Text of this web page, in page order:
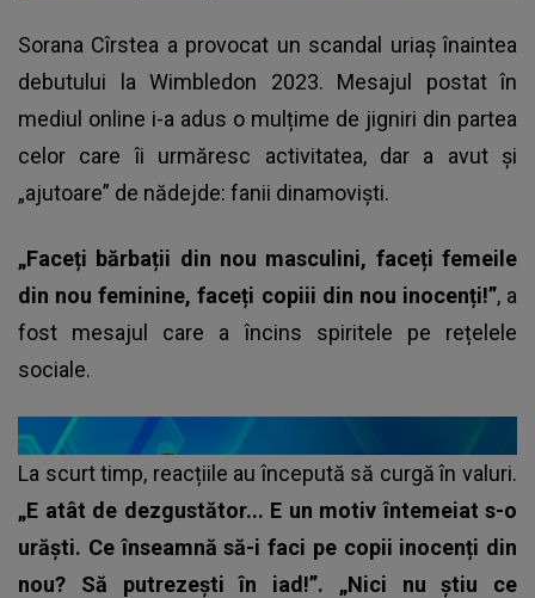
Sorana Cîrstea a provocat un scandal uriaș înaintea
debutului la Wimbledon 2023. Mesajul postat în
mediul online i-a adus o mulțime de jigniri din partea
celor care îi urmăresc activitatea, dar a avut și
„ajutoare” de nădejde: fanii dinamoviști.
„Faceți bărbații din nou masculini, faceți femeile
din nou feminine, faceți copiii din nou inocenți!”, a
fost mesajul care a încins spiritele pe rețelele
sociale.
La scurt timp, reacțiile au începută să curgă în valuri.
„E atât de dezgustător... E un motiv întemeiat s-o
urăști. Ce înseamnă să-i faci pe copii inocenți din
nou? Să putrezești în iad!”. „Nici nu știu ce